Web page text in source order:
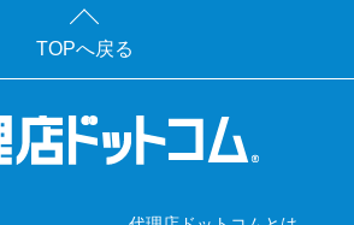
TOPへ戻る